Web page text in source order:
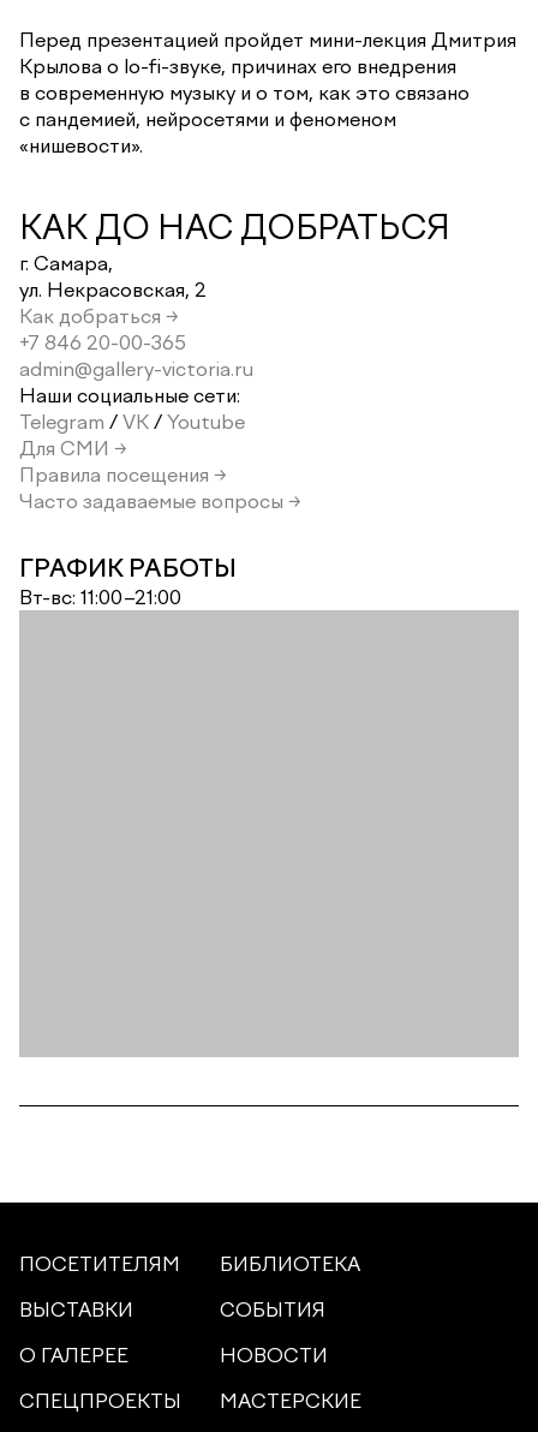
Перед презентацией пройдет мини-лекция Дмитрия
Крылова о lo-fi-звуке, причинах его внедрения
в современную музыку и о том, как это связано
с пандемией, нейросетями и феноменом
«нишевости».
КАК ДО НАС ДОБРАТЬСЯ
г. Самара,
ул. Некрасовская, 2
Как добраться →
+7 846 20-00-365
admin@gallery-victoria.ru
Наши социальные сети:
Telegram / VK / Youtube
Для СМИ →
Правила посещения →
Часто задаваемые вопросы →
ГРАФИК РАБОТЫ
Вт-вс: 11:00–21:00
ПОСЕТИТЕЛЯМ
БИБЛИОТЕКА
ВЫСТАВКИ
СОБЫТИЯ
О ГАЛЕРЕЕ
НОВОСТИ
СПЕЦПРОЕКТЫ
МАСТЕРСКИЕ